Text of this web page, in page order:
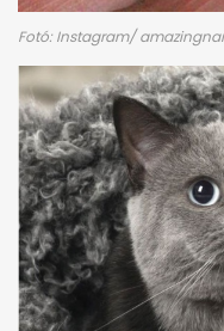
Fotó: Instagram/